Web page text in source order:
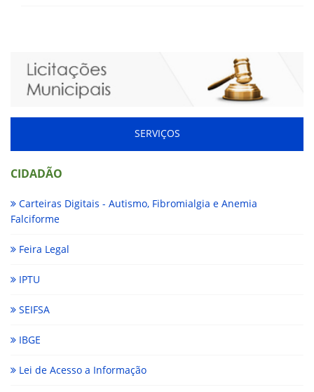
SERVIÇOS
CIDADÃO
Carteiras Digitais - Autismo, Fibromialgia e Anemia
Falciforme
Feira Legal
IPTU
SEIFSA
IBGE
Lei de Acesso a Informação